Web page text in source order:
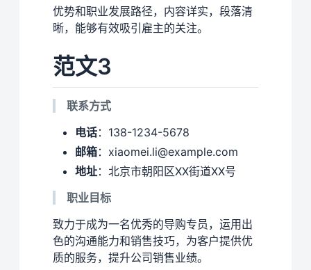
优势和职业发展路径，内容详实，段落清
晰，能够有效吸引雇主的关注。
范文3
联系方式
电话：138-1234-5678
邮箱：xiaomei.li@example.com
地址：北京市朝阳区XX街道XX号
职业目标
致力于成为一名优秀的导购专员，运用出
色的沟通能力和销售技巧，为客户提供优
质的服务，提升公司销售业绩。